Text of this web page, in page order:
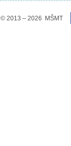
© 2013 – 2026 MŠMT